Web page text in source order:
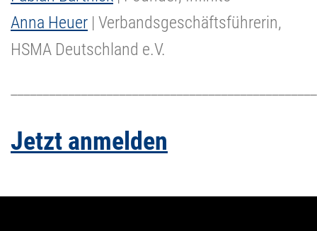
Anna Heuer | Verbandsgeschäftsführerin,
HSMA Deutschland e.V.
Jetzt anmelden